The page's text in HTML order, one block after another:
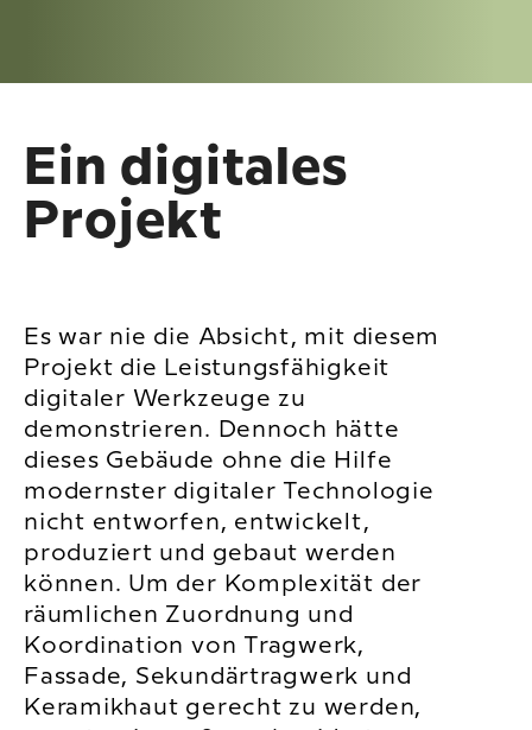
Ein digitales
Projekt
Es war nie die Absicht, mit diesem
Projekt die Leistungsfähigkeit
digitaler Werkzeuge zu
demonstrieren. Dennoch hätte
dieses Gebäude ohne die Hilfe
modernster digitaler Technologie
nicht entworfen, entwickelt,
produziert und gebaut werden
können. Um der Komplexität der
räumlichen Zuordnung und
Koordination von Tragwerk,
Fassade, Sekundärtragwerk und
Keramikhaut gerecht zu werden,